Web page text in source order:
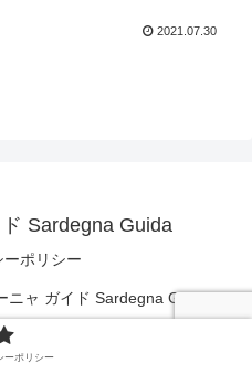
2021.07.30
Sardegna Guida
ーポリシー
ャ ガイド Sardegna Guida All
ーポリシー